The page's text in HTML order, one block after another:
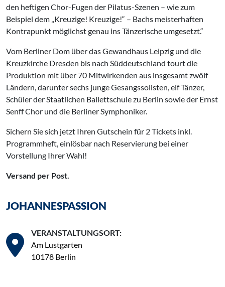
den heftigen Chor-Fugen der Pilatus-Szenen – wie zum
Beispiel dem „Kreuzige! Kreuzige!“ – Bachs meisterhaften
Kontrapunkt möglichst genau ins Tänzerische umgesetzt.“
Vom Berliner Dom über das Gewandhaus Leipzig und die
Kreuzkirche Dresden bis nach Süddeutschland tourt die
Produktion mit über 70 Mitwirkenden aus insgesamt zwölf
Ländern, darunter sechs junge Gesangssolisten, elf Tänzer,
Schüler der Staatlichen Ballettschule zu Berlin sowie der Ernst
Senff Chor und die Berliner Symphoniker.
Sichern Sie sich jetzt Ihren Gutschein für 2 Tickets inkl.
Programmheft, einlösbar nach Reservierung bei einer
Vorstellung Ihrer Wahl!
Versand per Post.
JOHANNESPASSION
VERANSTALTUNGSORT:
Am Lustgarten
10178 Berlin